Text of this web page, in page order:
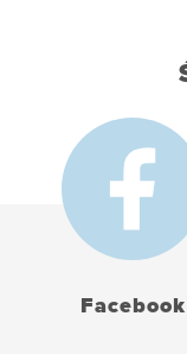
Facebook